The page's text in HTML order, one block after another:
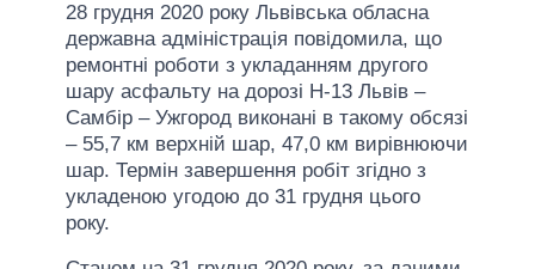
28 грудня 2020 року Львівська обласна
державна адміністрація повідомила, що
ремонтні роботи з укладанням другого
шару асфальту на дорозі Н-13 Львів –
Самбір – Ужгород виконані в такому обсязі
– 55,7 км верхній шар, 47,0 км вирівнюючи
шар. Термін завершення робіт згідно з
укладеною угодою до 31 грудня цього
року.